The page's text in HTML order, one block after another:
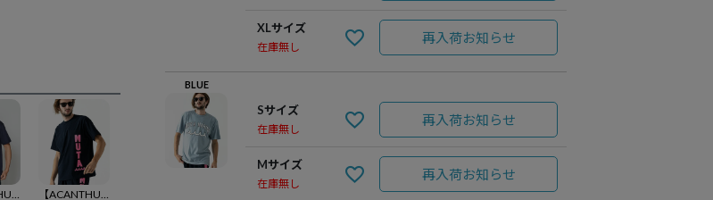
XLサイズ
在庫無し
再入荷お知らせ
BLUE
Sサイズ
在庫無し
再入荷お知らせ
Mサイズ
在庫無し
再入荷お知らせ